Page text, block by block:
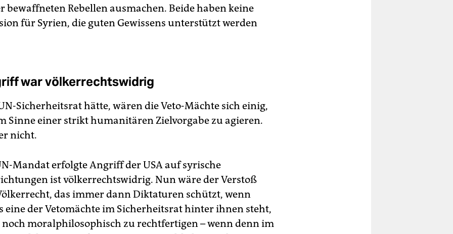
bewaffneten Rebellen ausmachen. Beide haben keine
für Syrien, die guten Gewissens unterstützt werden
war völkerrechtswidrig
Sicherheitsrat hätte, wären die Veto-Mächte sich einig,
Sinne einer strikt humanitären Zielvorgabe zu agieren.
nicht.
Mandat erfolgte Angriff der USA auf syrische
ist völkerrechtswidrig. Nun wäre der Verstoß
das immer dann Diktaturen schützt, wenn
eine der Vetomächte im Sicherheitsrat hinter ihnen steht,
moralphilosophisch zu rechtfertigen – wenn denn im